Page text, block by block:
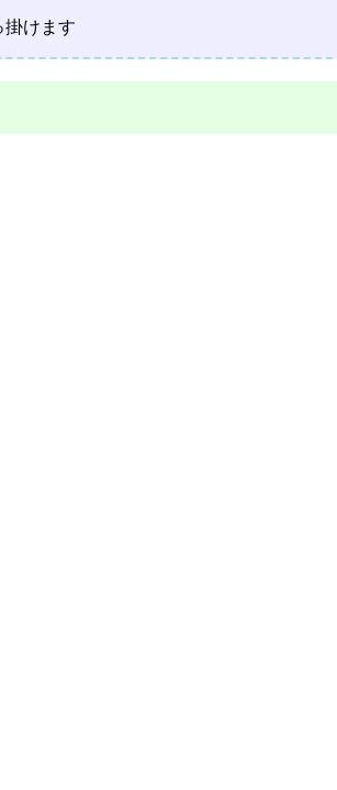
掛けます